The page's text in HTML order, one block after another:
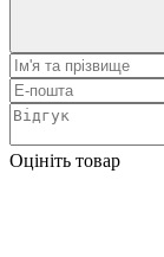
Оцініть товар